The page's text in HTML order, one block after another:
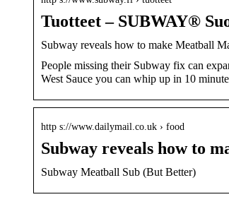
Tuotteet – SUBWAY®
Subway reveals how to make Meatball
People missing their Subway fix can
West Sauce you can whip up in 10
http s://www.dailymail.co.uk › food
Subway reveals how to
Subway Meatball Sub (But Better)